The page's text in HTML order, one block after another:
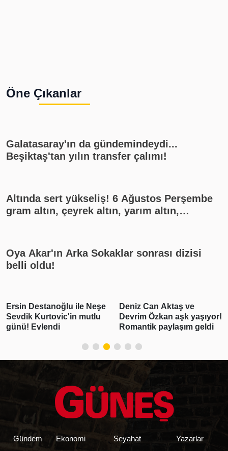
Öne Çıkanlar
Galatasaray'ın da gündemindeydi...
Beşiktaş'tan yılın transfer çalımı!
Altında sert yükseliş! 6 Ağustos Perşembe
gram altın, çeyrek altın, yarım altın,
Oya Akar'ın Arka Sokaklar sonrası dizisi
belli oldu!
Ersin Destanoğlu ile Neşe
Sevdik Kurtovic'in mutlu
günü! Evlendi
Deniz Can Aktaş ve
Devrim Özkan aşk yaşıyor!
Romantik paylaşım geldi
Gündem
Ekonomi
Seyahat
Yazarlar